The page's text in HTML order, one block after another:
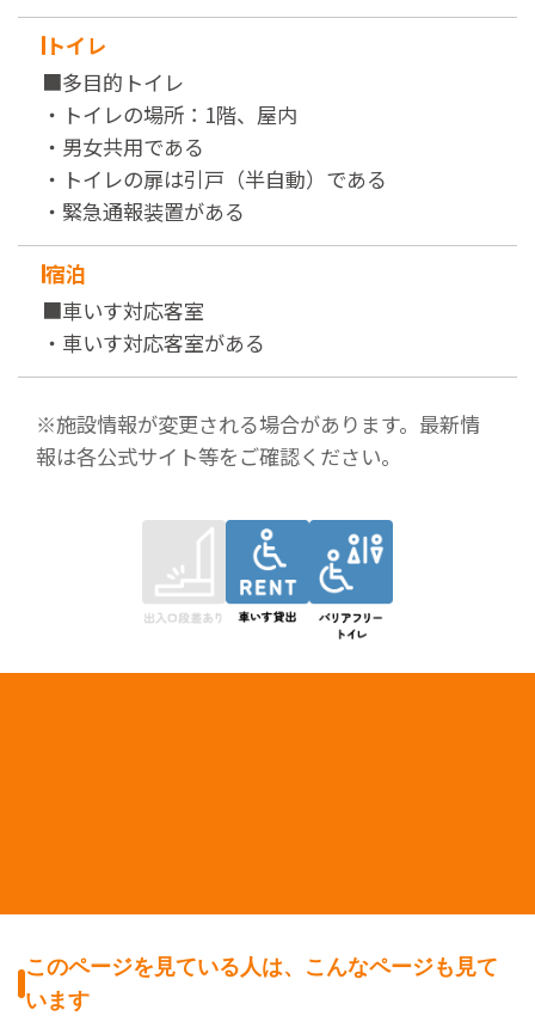
トイレ
■多目的トイレ
・トイレの場所：1階、屋内
・男女共用である
・トイレの扉は引戸（半自動）である
・緊急通報装置がある
宿泊
■車いす対応客室
・車いす対応客室がある
※施設情報が変更される場合があります。最新情
報は各公式サイト等をご確認ください。
このページを見ている人は、こんなページも見て
います